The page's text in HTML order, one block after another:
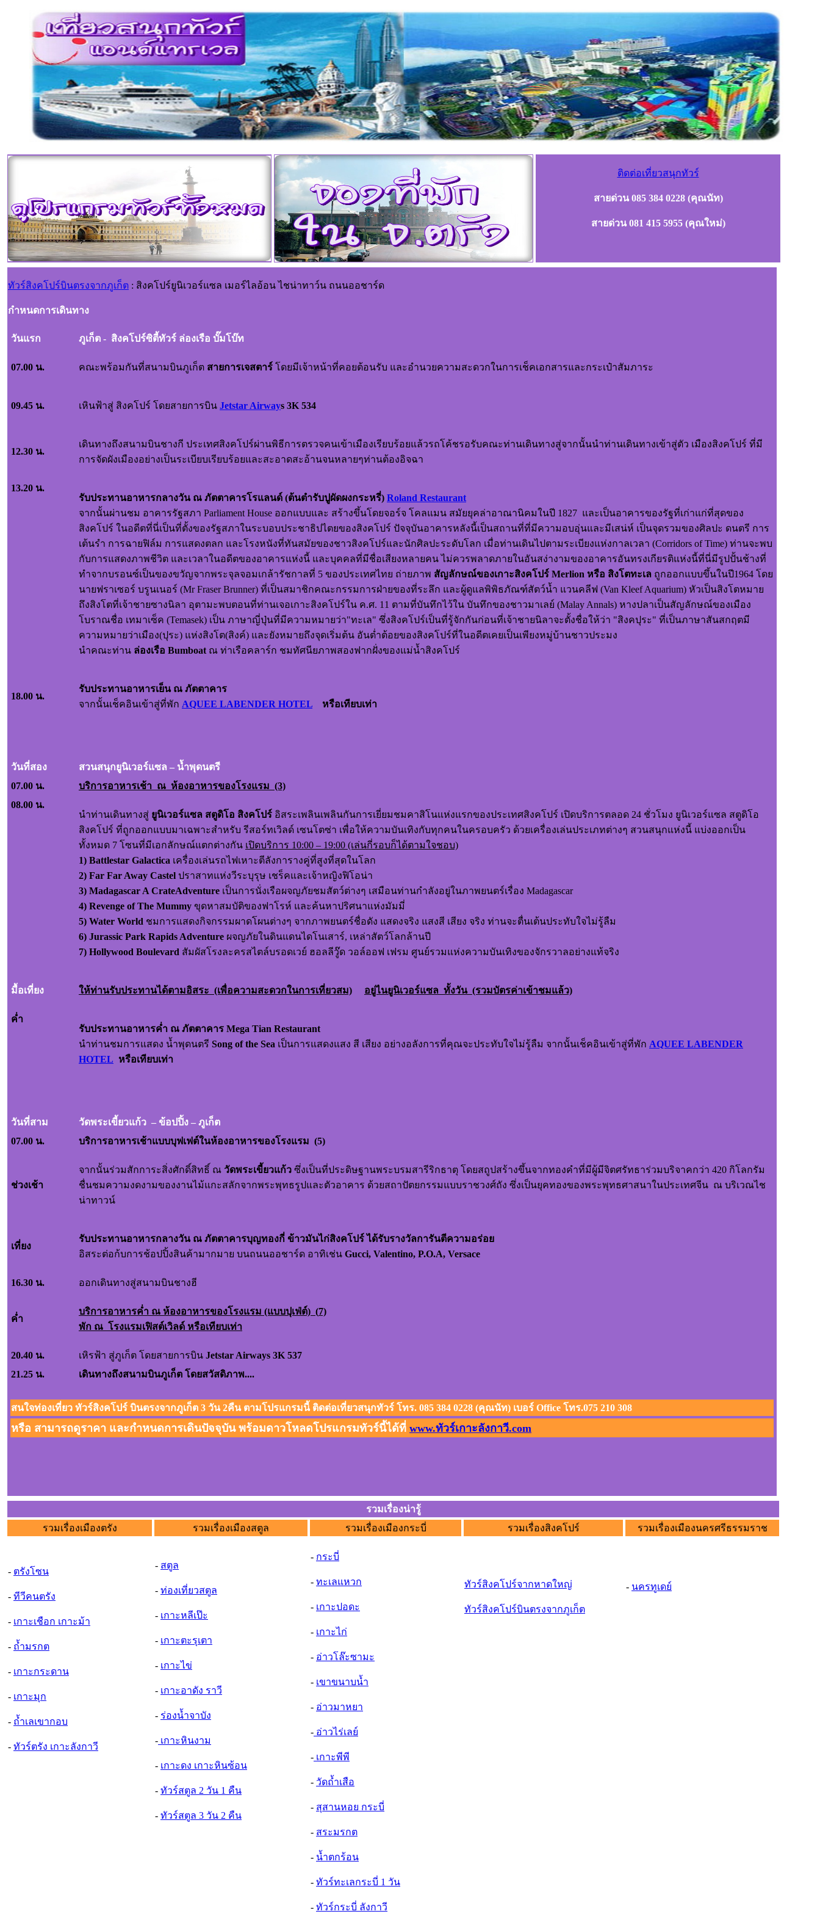
ติดต่อเที่ยวสนุกทัวร์
สายด่วน 085 384 0228 (คุณนัท)
สายด่วน 081 415 5955 (คุณใหม่)
ทัวร์สิงคโปร์บินตรงจากภูเก็ต : สิงคโปร์ยูนิเวอร์แซล เมอร์ไลอ้อน ไชน่าทาว์น ถนนออชาร์ด
กำหนดการเดินทาง
วันแรก ภูเก็ต - สิงคโปร์ซิตี้ทัวร์ ล่องเรือ บั๊มโบ๊ท
07.00 น. คณะพร้อมกันที่สนามบินภูเก็ต สายการเจสตาร์ โดยมีเจ้าหน้าที่คอยต้อนรับ และอำนวยความสะดวกในการเช็คเอกสารและกระเป๋าสัมภาระ
09.45 น. เหินฟ้าสู่ สิงคโปร์ โดยสายการบิน Jetstar Airways 3K 534
12.30 น.
เดินทางถึงสนามบินชางกี ประเทศสิงคโปร์ผ่านพิธีการตรวจคนเข้าเมืองเรียบร้อยแล้วรถโค้ชรอรับคณะท่านเดินทางสู่จากนั้นนำท่านเดินทางเข้าสู่ตัว เมืองสิงคโปร์ ที่มี
การจัดผังเมืองอย่างเป็นระเบียบเรียบร้อยและสะอาดสะอ้านจนหลายๆท่านต้องอิจฉา
13.20 น.
รับประทานอาหารกลางวัน ณ ภัตตาคารโรแลนด์ (ต้นตำรับปูผัดผงกระหรี่) Roland Restaurant
จากนั้นผ่านชม อาคารรัฐสภา Parliament House ออกแบบและ สร้างขึ้นโดยจอร์จ โคลแมน สมัยยุคล่าอาณานิคมในปี 1827 และเป็นอาคารของรัฐที่เก่าแก่ที่สุดของ
สิงคโปร์ ในอดีตที่นี่เป็นที่ตั้งของรัฐสภาในระบอบประชาธิปไตยของสิงคโปร์ ปัจจุบันอาคารหลังนี้เป็นสถานที่ที่มีความอบอุ่นและมีเสน่ห์ เป็นจุดรวมของศิลปะ ดนตรี การ
เต้นรำ การฉายฟิล์ม การแสดงตลก และโรงหนังที่ทันสมัยของชาวสิงคโปร์และนักศิลปะระดับโลก เมื่อท่านเดินไปตามระเบียงแห่งกาลเวลา (Corridors of Time) ท่านจะพบ
กับการแสดงภาพชีวิต และเวลาในอดีตของอาคารแห่งนี้ และบุคคลที่มีชื่อเสียงหลายคน ไม่ควรพลาดภายในอันสง่างามของอาคารอันทรงเกียรติแห่งนี้ที่นี่มีรูปปั้นช้างที่
ทำจากบรอนซ์เป็นของขวัญจากพระจุลจอมเกล้ารัชกาลที่ 5 ของประเทศไทย ถ่ายภาพ สัญลักษณ์ของเกาะสิงคโปร์ Merlion หรือ สิงโตทะเล ถูกออกแบบขึ้นในปี1964 โดย
นายฟราเซอร์ บรูนเนอร์ (Mr Fraser Brunner) ที่เป็นสมาชิกคณะกรรมการฝ่ายของที่ระลึก และผู้ดูแลพิพิธภัณฑ์สัตว์น้ำ แวนคลีฟ (Van Kleef Aquarium) หัวเป็นสิงโตหมาย
ถึงสิงโตที่เจ้าชายซางนิลา อุตามะพบตอนที่ท่านเจอเกาะสิงคโปร์ใน ค.ศ. 11 ตามที่บันทึกไว้ใน บันทึกของชาวมาเลย์ (Malay Annals) หางปลาเป็นสัญลักษณ์ของเมือง
โบราณชื่อ เทมาเซ็ค (Temasek) เป็น ภาษาญี่ปุ่นที่มีความหมายว่า"ทะเล" ซึ่งสิงคโปร์เป็นที่รู้จักกันก่อนที่เจ้าชายนิลาจะตั้งชื่อให้ว่า "สิงคปุระ" ที่เป็นภาษาสันสกฤตมี
ความหมายว่าเมือง(ปุระ) แห่งสิงโต(สิงค์) และยังหมายถึงจุดเริ่มต้น อันต่ำต้อยของสิงคโปร์ที่ในอดีตเคยเป็นเพียงหมู่บ้านชาวประมง
นำคณะท่าน ล่องเรือ Bumboat ณ ท่าเรือคลาร์ก ชมทัศนียภาพสองฟากฝั่งของแม่น้ำสิงคโปร์
18.00 น.
รับประทานอาหารเย็น ณ ภัตตาคาร
จากนั้นเช็คอินเข้าสู่ที่พัก AQUEE LABENDER HOTEL หรือเทียบเท่า
วันที่สอง
สวนสนุกยูนิเวอร์แซล – น้ำพุดนตรี
07.00 น.
บริการอาหารเช้า ณ ห้องอาหารของโรงแรม (3)
08.00 น.
นำท่านเดินทางสู่ ยูนิเวอร์แซล สตูดิโอ สิงคโปร์ อิสระเพลินเพลินกันการเยี่ยมชมคาสิโนแห่งแรกของประเทศสิงคโปร์ เปิดบริการตลอด 24 ชั่วโมง ยูนิเวอร์แซล สตูดิโอ
สิงคโปร์ ที่ถูกออกแบบมาเฉพาะสำหรับ รีสอร์ทเวิลด์ เซนโตซ่า เพื่อให้ความบันเทิงกับทุกคนในครอบครัว ด้วยเครื่องเล่นประเภทต่างๆ สวนสนุกแห่งนี้ แบ่งออกเป็น
ทั้งหมด 7 โซนที่มีเอกลักษณ์แตกต่างกัน เปิดบริการ 10:00 – 19:00 (เล่นกี่รอบก็ได้ตามใจชอบ)
1) Battlestar Galactica เครื่องเล่นรถไฟเหาะตีลังการางคู่ที่สูงที่สุดในโลก
2) Far Far Away Castel ปราสาทแห่งวีระบุรุษ เชร็คและเจ้าหญิงฟิโอน่า
3) Madagascar A CrateAdventure เป็นการนั่งเรือผจญภัยชมสัตว์ต่างๆ เสมือนท่านกำลังอยู่ในภาพยนตร์เรื่อง Madagascar
4) Revenge of The Mummy ขุดหาสมบัติของฟาโรห์ และค้นหาปริศนาแห่งมัมมี่
5) Water World ชมการแสดงกิจกรรมผาดโผนต่างๆ จากภาพยนตร์ชื่อดัง แสดงจริง แสงสี เสียง จริง ท่านจะตื่นเต้นประทับใจไม่รู้ลืม
6) Jurassic Park Rapids Adventure ผจญภัยในดินแดนไดโนเสาร์, เหล่าสัตว์โลกล้านปี
7) Hollywood Boulevard สัมผัสโรงละครสไตล์บรอดเวย์ ฮอลลีวู๊ด วอล์ออฟ เฟรม ศูนย์รวมแห่งความบันเทิงของจักรวาลอย่างแท้จริง
มื้อเที่ยง ให้ท่านรับประทานได้ตามอิสระ (เพื่อความสะดวกในการเที่ยวสม) อยู่ไนยูนิเวอร์แซล ทั้งวัน (รวมบัตรค่าเข้าชมแล้ว)
ค่ำ
รับประทานอาหารค่ำ ณ ภัตตาคาร Mega Tian Restaurant
นำท่านชมการแสดง น้ำพุดนตรี Song of the Sea เป็นการแสดงแสง สี เสียง อย่างอลังการที่คุณจะประทับใจไม่รู้ลืม จากนั้นเช็คอินเข้าสู่ที่พัก AQUEE LABENDER
HOTEL หรือเทียบเท่า
วันที่สาม
วัดพระเขี้ยวแก้ว – ข้อปปิ้ง – ภูเก็ต
07.00 น.
บริการอาหารเช้าแบบบุฟเฟต์ในห้องอาหารของโรงแรม (5)
ช่วงเช้า
จากนั้นร่วมสักการะสิ่งศักดิ์สิทธิ์ ณ วัดพระเขี้ยวแก้ว ซึ่งเป็นที่ประดิษฐานพระบรมสารีริกธาตุ โดยสถูปสร้างขึ้นจากทองคำที่มีผู้มีจิตศรัทธาร่วมบริจาคกว่า 420 กิโลกรัม
ชื่นชมความงดงามของงานไม้แกะสลักจากพระพุทธรูปและตัวอาคาร ด้วยสถาปัตยกรรมแบบราชวงศ์ถัง ซึ่งเป็นยุคทองของพระพุทธศาสนาในประเทศจีน ณ บริเวณไช
น่าทาวน์
เที่ยง
รับประทานอาหารกลางวัน ณ ภัตตาคารบุญทองกี่ ข้าวมันไก่สิงคโปร์ ได้รับรางวัลการันตีความอร่อย
อิสระต่อก้บการช้อปปิ้งสินค้ามากมาย บนถนนออชาร์ด อาทิเช่น Gucci, Valentino, P.O.A, Versace
16.30 น. ออกเดินทางสู่สนามบินชางฮี
ค่ำ
บริการอาหารค่ำ ณ ห้องอาหารของโรงแรม (แบบปุเฟ่ต์) (7)
พัก ณ โรงแรมเฟิสต์เวิลด์ หรือเทียบเท่า
20.40 น. เหิรฟ้า สู่ภูเก็ต โดยสายการบิน Jetstar Airways 3K 537
21.25 น.
เดินทางถึงสนามบินภูเก็ต โดยสวัสดิภาพ....
สนใจท่องเที่ยว ทัวร์สิงคโปร์ บินตรงจากภูเก็ต 3 วัน 2คืน ตามโปรแกรมนี้ ติดต่อเที่ยวสนุกทัวร์ โทร. 085 384 0228 (คุณนัท) เบอร์ Office โทร.075 210 308
หรือ สามารถดูราคา และกำหนดการเดินปัจจุบัน พร้อมดาวโหลดโปรแกรมทัวร์นี้ได้ที่ www.ทัวร์เกาะลังกาวี.com
รวมเรื่องน่ารู้
รวมเรื่องเมืองตรัง
รวมเรื่องเมืองสตูล รวมเรื่องเมืองกระบี่ รวมเรื่องสิงคโปร์ รวมเรื่องเมืองนครศรีธรรมราช
- ตรังโซน
- ทีวีคนตรัง
- เกาะเชือก เกาะม้า
- ถ้ำมรกต
- เกาะกระดาน
- เกาะมุก
- ถ้ำเลเขากอบ
- ทัวร์ตรัง เกาะลังกาวี
- สตูล
- ท่องเที่ยวสตูล
- เกาะหลีเป๊ะ
- เกาะตะรุเตา
- เกาะไข่
- เกาะอาดัง ราวี
- ร่องน้ำจาบัง
- เกาะหินงาม
- เกาะดง เกาะหินซ้อน
- ทัวร์สตูล 2 วัน 1 คืน
- ทัวร์สตูล 3 วัน 2 คืน
- กระบี่
- ทะเลแหวก
- เกาะปอดะ
- เกาะไก่
- อ่าวโล๊ะซามะ
- เขาขนาบน้ำ
- อ่าวมาหยา
- อ่าวไร่เลย์
- เกาะพีพี
- วัดถ้ำเสือ
- สุสานหอย กระบี่
- สระมรกต
- น้ำตกร้อน
- ทัวร์ทะเลกระบี่ 1 วัน
- ทัวร์กระบี่ ลังกาวี
ทัวร์สิงคโปร์จากหาดใหญ่
ทัวร์สิงคโปร์บินตรงจากภูเก็ต
- นครทูเดย์